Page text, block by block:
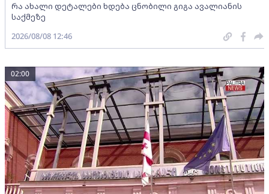
რა ახალი დეტალები ხდება ცნობილი გიგა ავალიანის
საქმეზე
2026/08/08 12:46
02:00